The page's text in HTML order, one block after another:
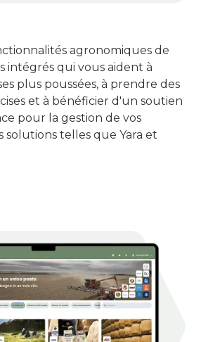
agronomiques de
intégrés qui vous aident à
plus poussées, à prendre des
et à bénéficier d'un soutien
pour la gestion de vos
solutions telles que Yara et